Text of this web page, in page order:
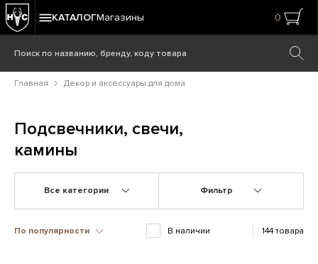
КАТАЛОГМагазины 0
Главная Декор и аксессуары для дома
Подсвечники, свечи,
камины
Все категории Фильтр
По популярности В наличии 144 товара